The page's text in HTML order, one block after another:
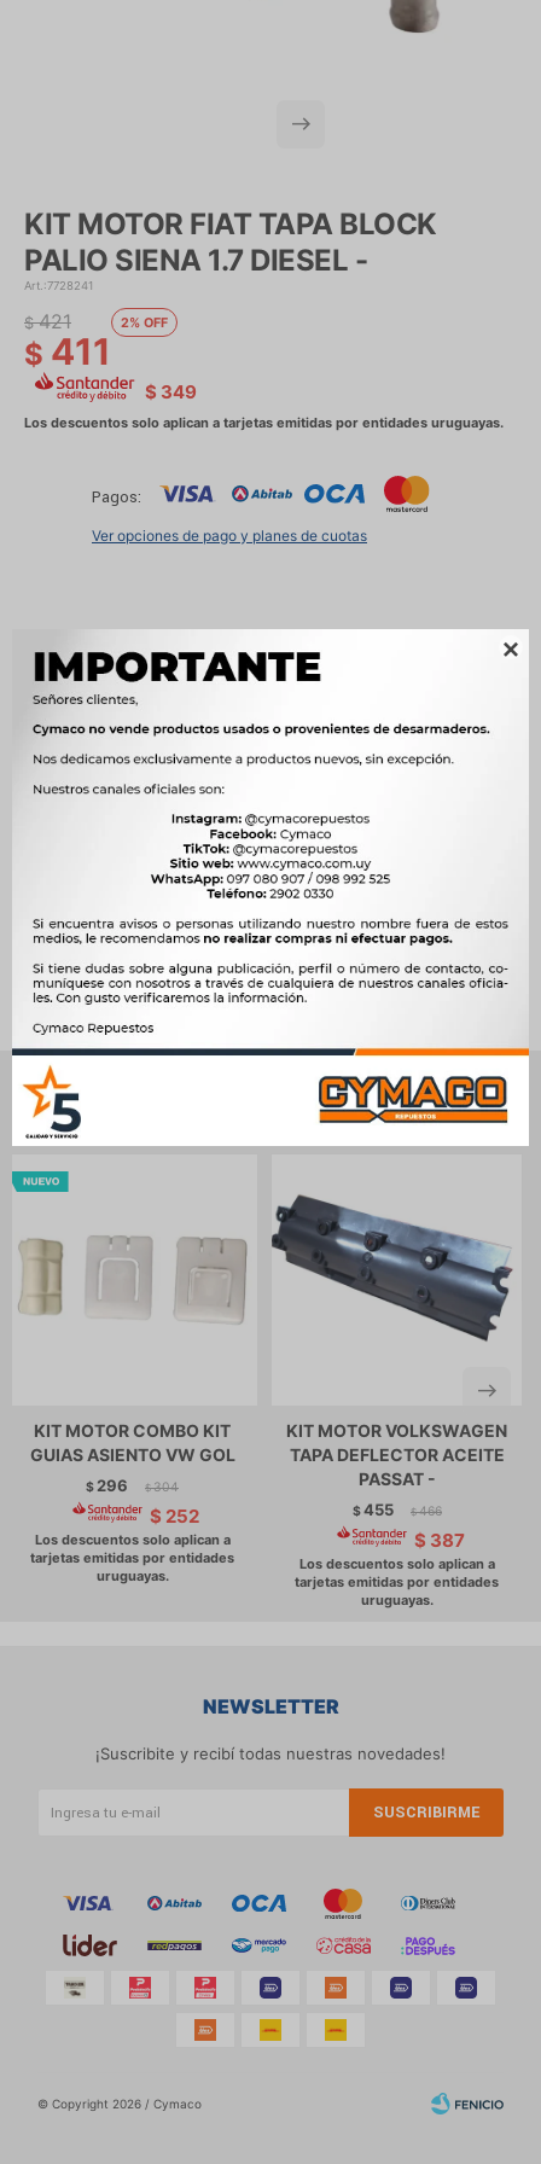

KIT MOTOR FIAT TAPA BLOCK
PALIO SIENA 1.7 DIESEL -
7728241
$ 411
$ 421 2
$ 349
Pagos:
Ver opciones de pago y planes de cuotas
Características
OEM 80904
 
Ver mas productos de la marca Sin Marca
Productos que te pueden interesar
KIT MOTOR COMBO KIT
GUIAS ASIENTO VW GOL
$ 296 $ 304
$ 252
KIT MOTOR VOLKSWAGEN
TAPA DEFLECTOR ACEITE
PASSAT -
$455 $ 466
$ 387
NEWSLETTER
¡Suscribite y recibí todas nuestras novedades!
SUSCRIBIRME
© Copyright 2026 / Cymaco